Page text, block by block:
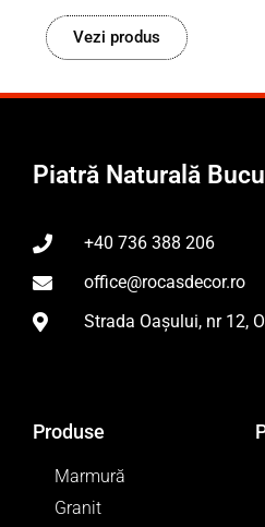
Vezi produs
Piatră Naturală
+40 736 388 206
office@rocasdecor.ro
Strada Oașului, nr 12,
Produse
Marmură
Granit